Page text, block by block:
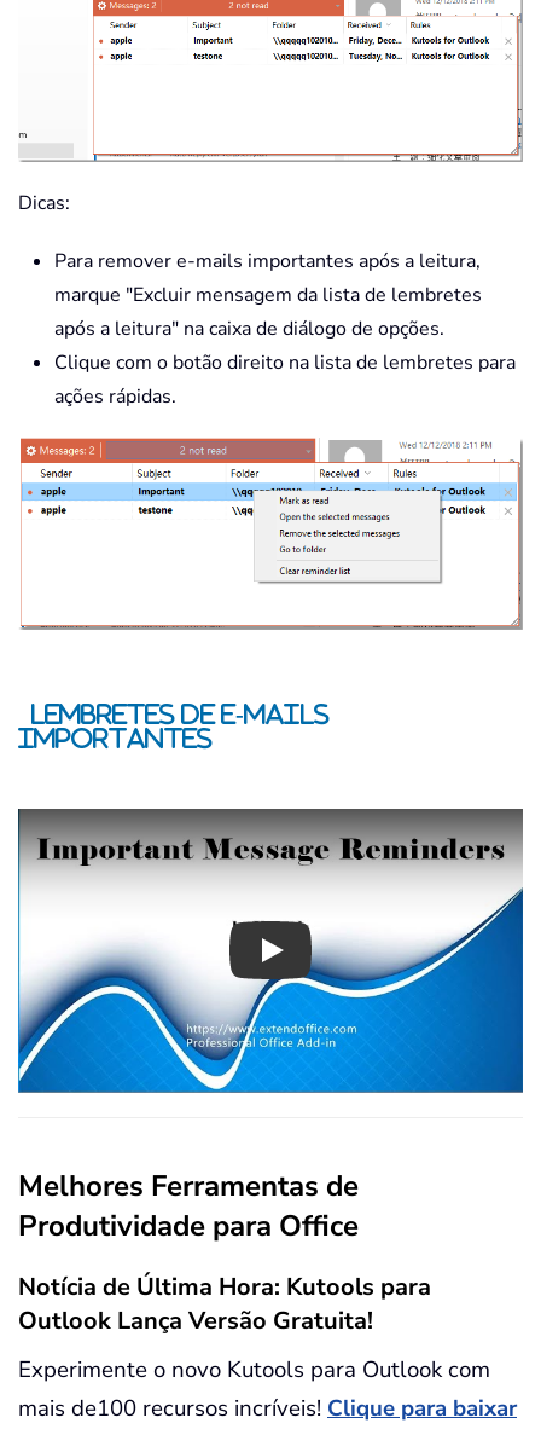
Dicas:
Para remover e-mails importantes após a leitura,
marque "Excluir mensagem da lista de lembretes
após a leitura" na caixa de diálogo de opções.
Clique com o botão direito na lista de lembretes para
ações rápidas.
Lembretes de E-mails
Importantes
Play
Melhores Ferramentas de
Produtividade para Office
Notícia de Última Hora: Kutools para
Outlook Lança Versão Gratuita!
Experimente o novo Kutools para Outlook com
mais de100 recursos incríveis! Clique para baixar